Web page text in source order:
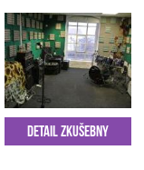
Detail zkušebny